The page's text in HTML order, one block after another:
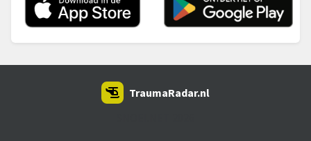
TraumaRadar.nl